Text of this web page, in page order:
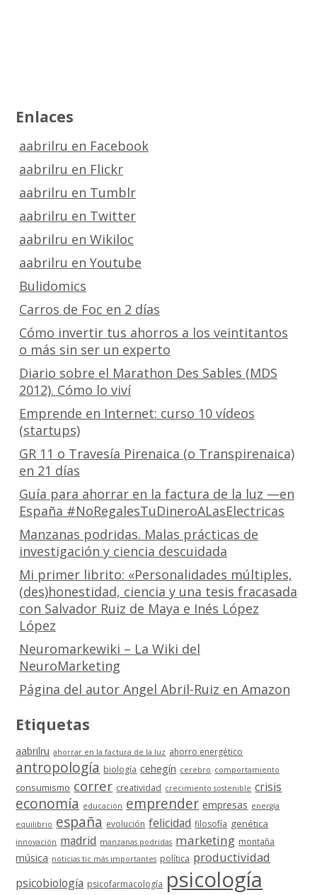
Enlaces
aabrilru en Facebook
aabrilru en Flickr
aabrilru en Tumblr
aabrilru en Twitter
aabrilru en Wikiloc
aabrilru en Youtube
Bulidomics
Carros de Foc en 2 días
Cómo invertir tus ahorros a los veintitantos
o más sin ser un experto
Diario sobre el Marathon Des Sables (MDS
2012). Cómo lo viví
Emprende en Internet: curso 10 vídeos
(startups)
GR 11 o Travesía Pirenaica (o Transpirenaica)
en 21 días
Guía para ahorrar en la factura de la luz —en
España #NoRegalesTuDineroALasElectricas
Manzanas podridas. Malas prácticas de
investigación y ciencia descuidada
Mi primer librito: «Personalidades múltiples,
(des)honestidad, ciencia y una tesis fracasada
con Salvador Ruiz de Maya e Inés López
López
Neuromarkewiki – La Wiki del
NeuroMarketing
Página del autor Angel Abril-Ruiz en Amazon
Etiquetas
aabrilru ahorrar en la factura de la luz ahorro energético
antropología biología cehegín cerebro comportamiento
consumismo correr creatividad crecimiento sostenible crisis
economía educación emprender empresas energía
equilibrio españa evolución felicidad filosofía genética
innovación madrid manzanas podridas marketing montaña
música noticias tic más importantes política productividad
psicobiología psicofarmacología psicología